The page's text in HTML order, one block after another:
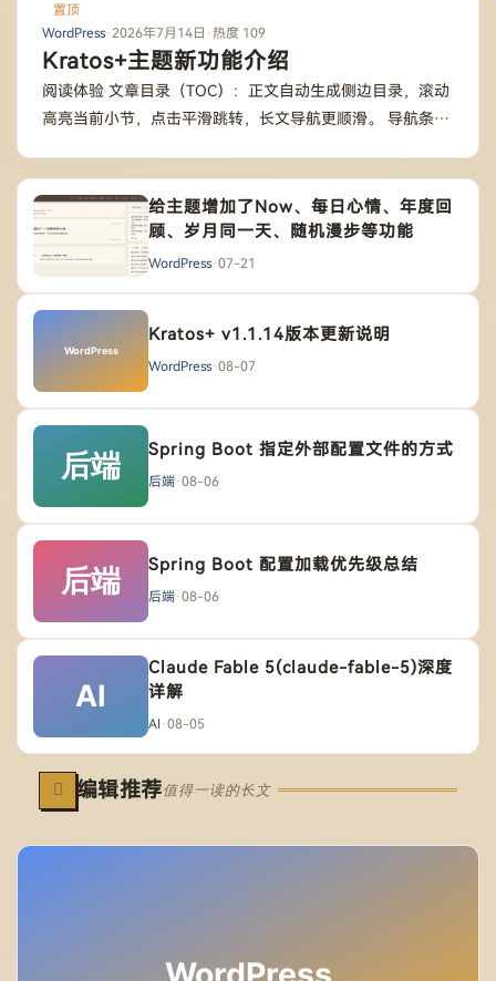
置顶
WordPress· 2026年7月14日 ·热度 109
Kratos+主题新功能介绍
阅读体验 文章目录（TOC）：正文自动生成侧边目录，滚动
高亮当前小节，点击平滑跳转，长文导航更顺滑。 导航条吸
给主题增加了Now、每日心情、年度回
顾、岁月同一天、随机漫步等功能
WordPress·07-21
Kratos+ v1.1.14版本更新说明
WordPress·08-07
Spring Boot 指定外部配置文件的方式
后端·08-06
Spring Boot 配置加载优先级总结
后端·08-06
Claude Fable 5(claude-fable-5)深度
详解
AI ·08-05
编辑推荐值得一读的长文